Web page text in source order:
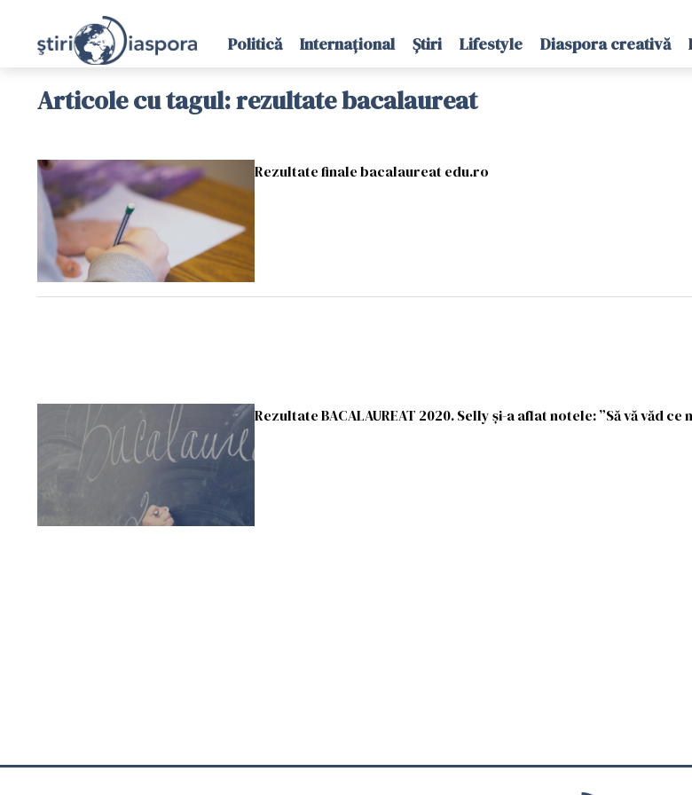
Politică Internațional Știri Lifestyle Diaspora creativă
Articole cu tagul: rezultate bacalaureat
Rezultate finale bacalaureat edu.ro
Rezultate BACALAUREAT 2020. Selly și-a aflat notele: ”Să vă văd ce